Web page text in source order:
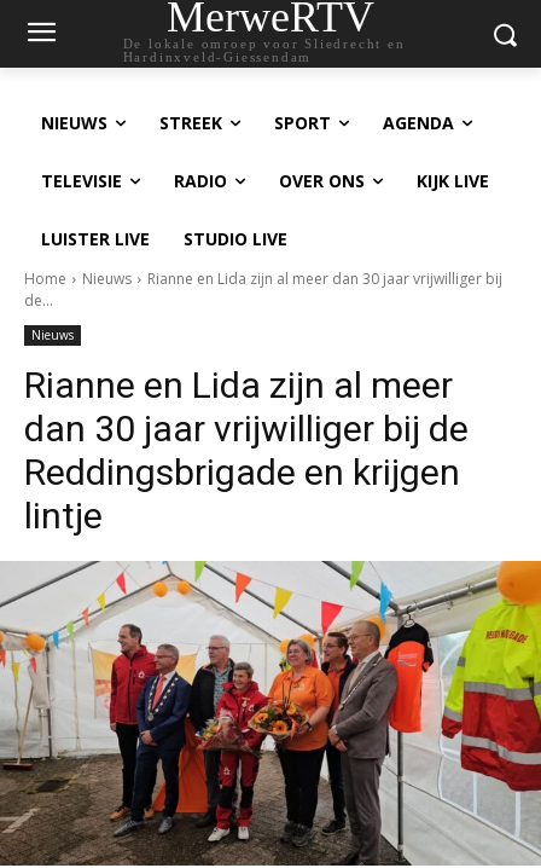
MerweRTV
De lokale omroep voor Sliedrecht en
Hardinxveld-Giessendam
NIEUWS STREEK SPORT AGENDA
TELEVISIE RADIO OVER ONS KIJK LIVE
LUISTER LIVE STUDIO LIVE
Home Nieuws
Rianne en Lida zijn al meer dan 30 jaar vrijwilliger bij
de...
Nieuws
Rianne en Lida zijn al meer
dan 30 jaar vrijwilliger bij de
Reddingsbrigade en krijgen
lintje